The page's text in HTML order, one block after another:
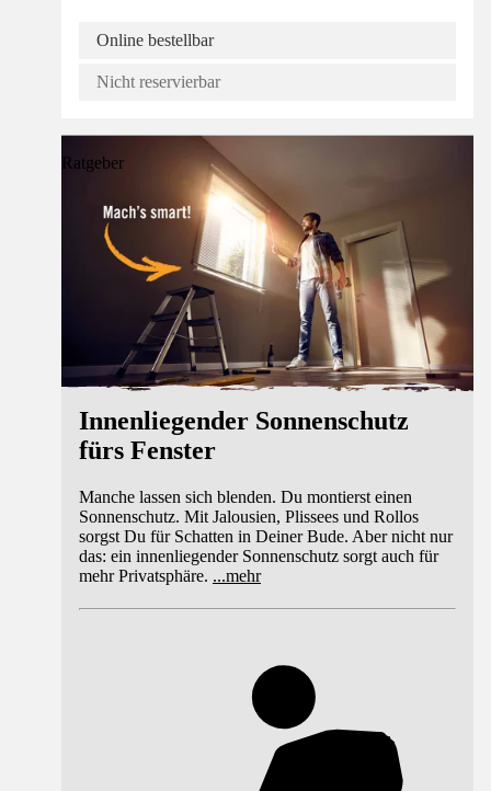
Online bestellbar
Nicht reservierbar
Ratgeber
Innenliegender Sonnenschutz
fürs Fenster
Manche lassen sich blenden. Du montierst einen
Sonnenschutz. Mit Jalousien, Plissees und Rollos
sorgst Du für Schatten in Deiner Bude. Aber nicht nur
das: ein innenliegender Sonnenschutz sorgt auch für
mehr Privatsphäre. ...mehr